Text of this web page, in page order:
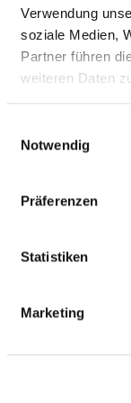
Verwendung
soziale Medien,
Partner führen
weiteren Daten
Notwendig
Präferenzen
Statistiken
Marketing
Mail: